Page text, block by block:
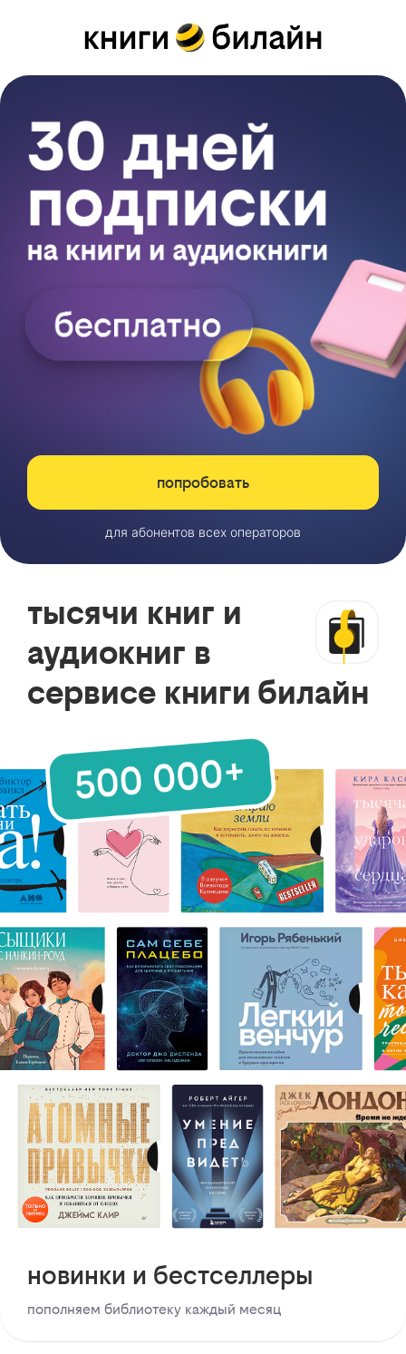
попробовать
для абонентов всех операторов
тысячи книг и
аудиокниг в
сервисе книги билайн
новинки и бестселлеры
пополняем библиотеку каждый месяц